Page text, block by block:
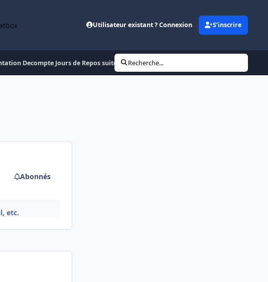
Utilisateur existant ? Connexion S’inscrire
Decompte Jours de Repos suite à Greve.Recherche...
Abonnés
etc.